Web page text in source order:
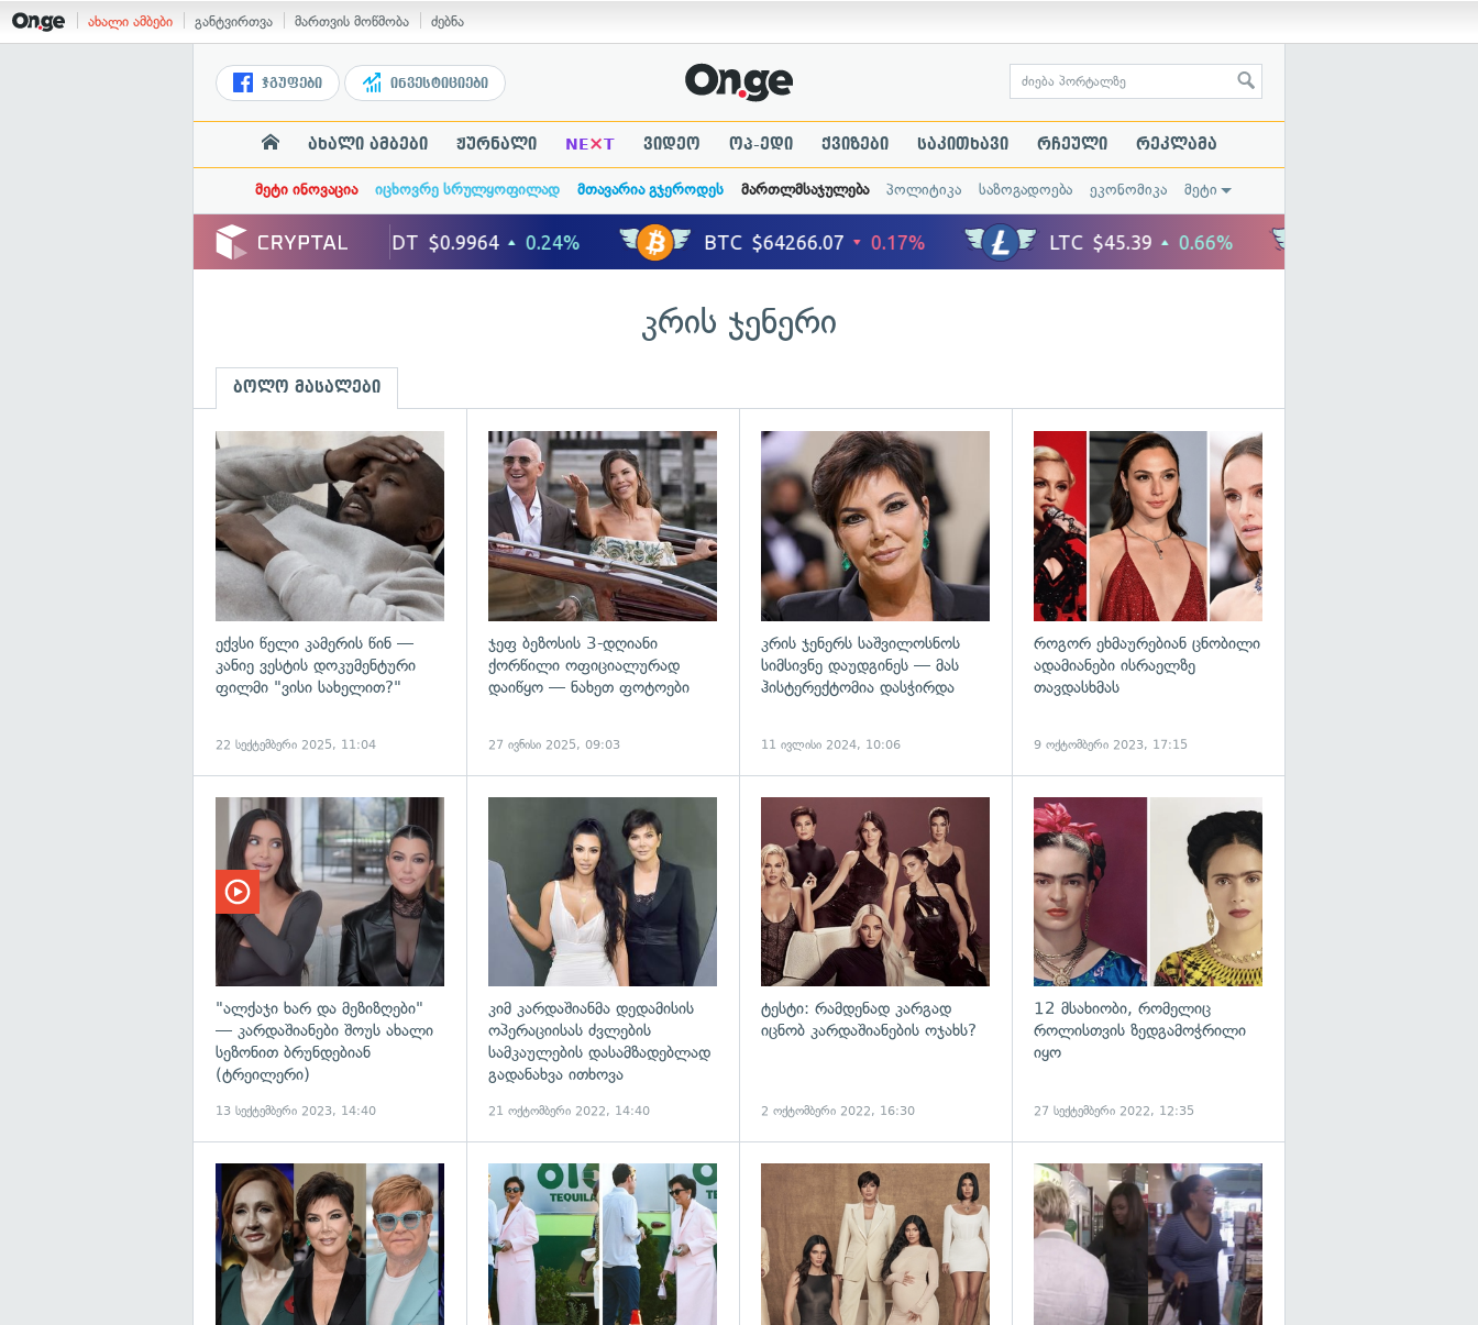
ახალი ამბები განტვირთვა მართვის მოწმობა ძებნა
ჯგუფები ინვესტიციები
ახალი ამბები ჟურნალი NE×T ვიდეო ოპ-ედი ქვიზები საკითხავი რჩეული რეკლამა
მეტი ინოვაცია იცხოვრე სრულყოფილად მთავარია გჯეროდეს მართლმსაჯულება პოლიტიკა საზოგადოება ეკონომიკა მეტი
კრის ჯენერი
ბოლო მასალები
გადახედვა
ექვსი წელი კამერის წინ —
კანიე ვესტის დოკუმენტური
ფილმი "ვისი სახელით?"
22 სექტემბერი 2025, 11:04
გადახედვა
ჯეფ ბეზოსის 3-დღიანი
ქორწილი ოფიციალურად
დაიწყო — ნახეთ ფოტოები
27 ივნისი 2025, 09:03
გადახედვა
კრის ჯენერს საშვილოსნოს
სიმსივნე დაუდგინეს — მას
ჰისტერექტომია დასჭირდა
11 ივლისი 2024, 10:06
როგორ ეხმაურებიან ცნობილი
ადამიანები ისრაელზე
თავდასხმას
9 ოქტომბერი 2023, 17:15
"ალქაჯი ხარ და მეზიზღები"
— კარდაშიანები შოუს ახალი
სეზონით ბრუნდებიან
(ტრეილერი)
13 სექტემბერი 2023, 14:40
გადახედვა
კიმ კარდაშიანმა დედამისის
ოპერაციისას ძვლების
სამკაულების დასამზადებლად
გადანახვა ითხოვა
21 ოქტომბერი 2022, 14:40
ტესტი: რამდენად კარგად
იცნობ კარდაშიანების ოჯახს?
2 ოქტომბერი 2022, 16:30
12 მსახიობი, რომელიც
როლისთვის ზედგამოჭრილი
იყო
27 სექტემბერი 2022, 12:35
გადახედვა გადახედვა